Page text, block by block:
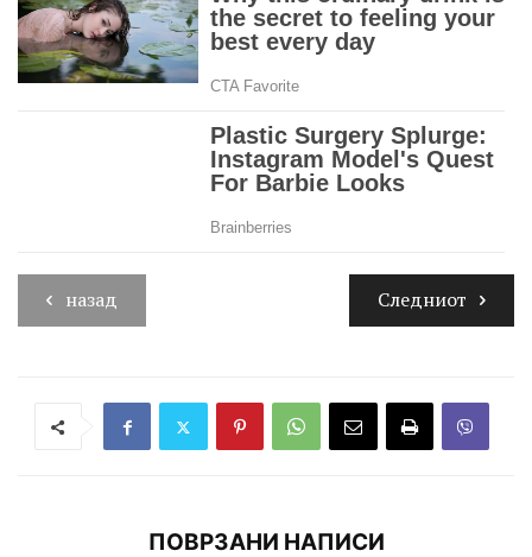
назад Следниот
ПОВРЗАНИ НАПИСИ